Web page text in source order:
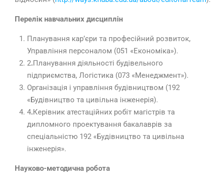
Перелік навчальних дисциплін
Планування кар’єри та професійний розвиток,
Управління персоналом (051 «Економіка»).
2.Планування діяльності будівельного
підприємства, Логістика (073 «Менеджмент»).
Організація і управління будівництвом (192
«Будівництво та цивільна інженерія).
4.Керівник атестаційних робіт магістрів та
дипломного проектування бакалаврів за
спеціальністю 192 «Будівництво та цивільна
інженерія».
Науково-методична робота